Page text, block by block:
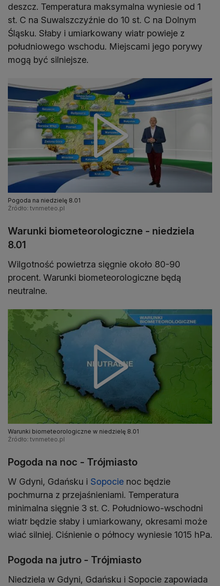
deszcz. Temperatura maksymalna wyniesie od 1
st. C na Suwalszczyźnie do 10 st. C na Dolnym
Śląsku. Słaby i umiarkowany wiatr powieje z
południowego wschodu. Miejscami jego porywy
mogą być silniejsze.
Pogoda na niedzielę 8.01
Źródło: tvnmeteo.pl
Warunki biometeorologiczne - niedziela
8.01
Wilgotność powietrza sięgnie około 80-90
procent. Warunki biometeorologiczne będą
neutralne.
Warunki biometeorologiczne w niedzielę 8.01
Źródło: tvnmeteo.pl
Pogoda na noc - Trójmiasto
W Gdyni, Gdańsku i Sopocie noc będzie
pochmurna z przejaśnieniami. Temperatura
minimalna sięgnie 3 st. C. Południowo-wschodni
wiatr będzie słaby i umiarkowany, okresami może
wiać silniej. Ciśnienie o północy wyniesie 1015 hPa.
Pogoda na jutro - Trójmiasto
Niedziela w Gdyni, Gdańsku i Sopocie zapowiada